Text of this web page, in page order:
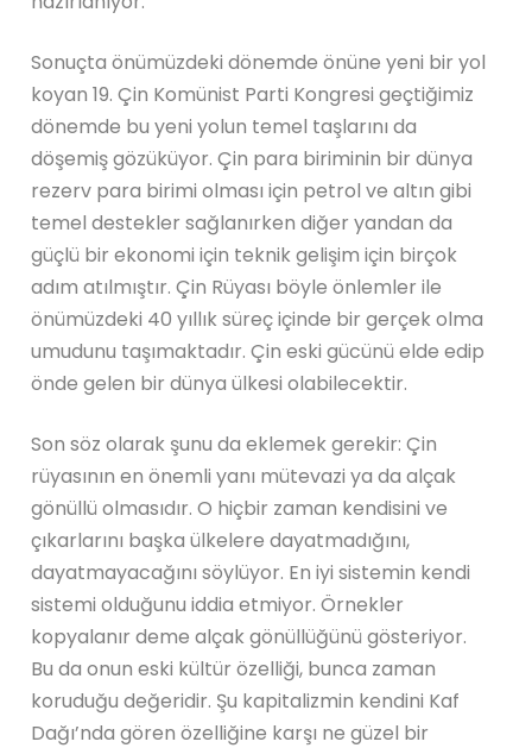
Sonuçta önümüzdeki dönemde önüne yeni bir yol
koyan 19. Çin Komünist Parti Kongresi geçtiğimiz
dönemde bu yeni yolun temel taşlarını da
döşemiş gözüküyor. Çin para biriminin bir dünya
rezerv para birimi olması için petrol ve altın gibi
temel destekler sağlanırken diğer yandan da
güçlü bir ekonomi için teknik gelişim için birçok
adım atılmıştır. Çin Rüyası böyle önlemler ile
önümüzdeki 40 yıllık süreç içinde bir gerçek olma
umudunu taşımaktadır. Çin eski gücünü elde edip
önde gelen bir dünya ülkesi olabilecektir.
Son söz olarak şunu da eklemek gerekir: Çin
rüyasının en önemli yanı mütevazi ya da alçak
gönüllü olmasıdır. O hiçbir zaman kendisini ve
çıkarlarını başka ülkelere dayatmadığını,
dayatmayacağını söylüyor. En iyi sistemin kendi
sistemi olduğunu iddia etmiyor. Örnekler
kopyalanır deme alçak gönüllüğünü gösteriyor.
Bu da onun eski kültür özelliği, bunca zaman
koruduğu değeridir. Şu kapitalizmin kendini Kaf
Dağı’nda gören özelliğine karşı ne güzel bir